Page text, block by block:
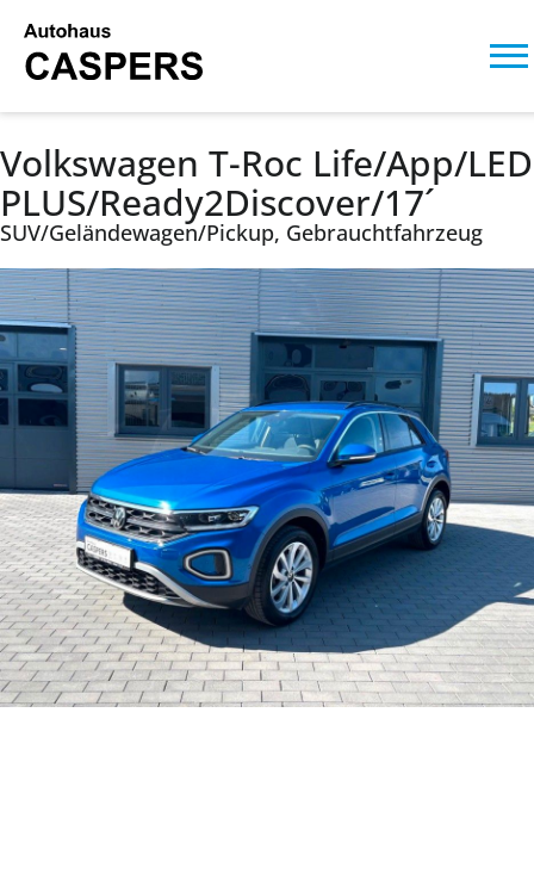
Volkswagen T-Roc Life/App/LED
PLUS/Ready2Discover/17´
SUV/Geländewagen/Pickup, Gebrauchtfahrzeug